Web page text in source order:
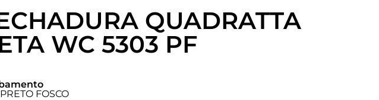
QUADRATTA
WC 5303 PF
FOSCO